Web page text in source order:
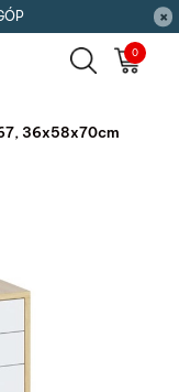
0
36x58x70cm